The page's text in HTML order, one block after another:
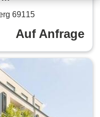
69115
Auf Anfrage